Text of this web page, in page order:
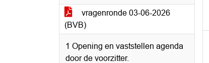
vragenronde 03-06-2026
(BVB)
1 Opening en vaststellen agenda
door de voorzitter.